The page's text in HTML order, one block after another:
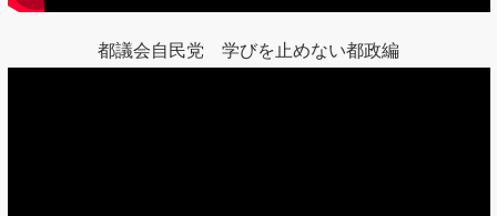
都議会自民党 学びを止めない都政編